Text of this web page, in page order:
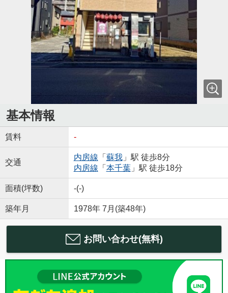
基本情報
賃料 -
交通
内房線 「 蘇我」駅 徒歩8分
内房線 「 本千葉」駅 徒歩18分
面積(坪数) -(-)
築年月 1978年 7月(築48年)
お問い合わせ(無料)